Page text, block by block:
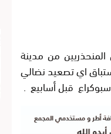
من مدينة
اي تصعيد نضالي
قبل أسابيع .